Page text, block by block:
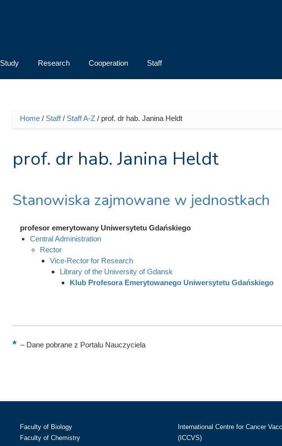
Study Research Cooperation Staff
You are here
Home/ Staff/ Staff A-Z/ prof. dr hab. Janina Heldt
prof. dr hab. Janina Heldt
Stanowiska zajmowane w jednostkach
profesor emerytowany Uniwersytetu Gdańskiego
Central Administration
Rector
Vice-Rector for Research
Library of the University of Gdansk
Klub Profesora Emerytowanego Uniwersytetu Gdańskiego
–Dane pobrane z Portalu Nauczyciela
Faculty of Biology
Faculty of Chemistry
International Centre for Cancer
(ICCVS)